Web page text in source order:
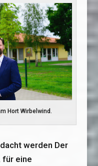
Hort Wirbelwind.
werden Der
für eine